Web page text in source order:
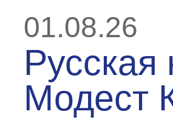
01.08.26
Русская
Модест